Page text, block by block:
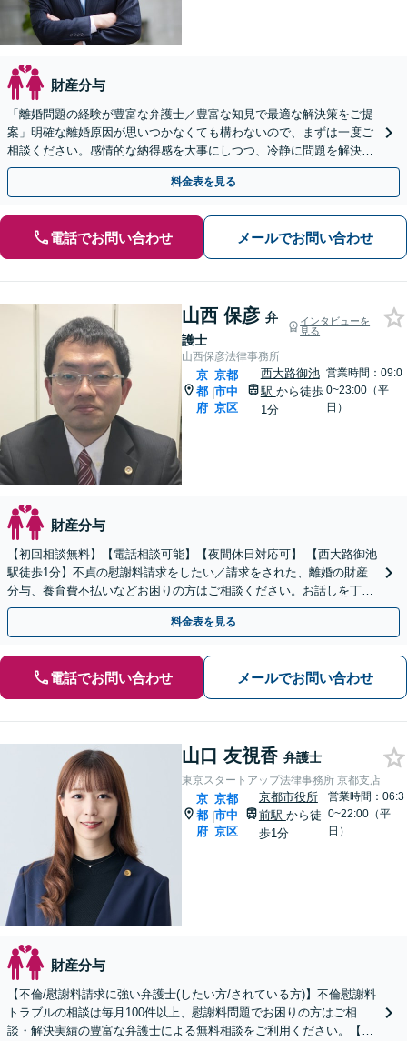
財産分与
「離婚問題の経験が豊富な弁護士／豊富な知見で最適な解決策をご提
案」明確な離婚原因が思いつかなくても構わないので、まずは一度ご
相談ください。感情的な納得感を大事にしつつ、冷静に問題を解決
【休日・夜間面談あり】
料金表を見る
電話でお問い合わせ メールでお問い合わせ
山西 保彦 弁
護士
インタビューを
見る
山西保彦法律事務所
京
都
府
|
京都
市中
京区
西大路御池
駅 から徒歩
1分
営業時間：09:0
0~23:00（平
日）
財産分与
【初回相談無料】【電話相談可能】【夜間休日対応可】 【西大路御池
駅徒歩1分】不貞の慰謝料請求をしたい／請求をされた、離婚の財産
分与、養育費不払いなどお困りの方はご相談ください。お話しを丁寧
に聞き取り、最適な解決策を考え、迅速にご対応します。
料金表を見る
電話でお問い合わせ メールでお問い合わせ
山口 友視香 弁護士
東京スタートアップ法律事務所 京都支店
京
都
府
|
京都
市中
京区
京都市役所
前駅 から徒
歩1分
営業時間：06:3
0~22:00（平
日）
財産分与
【不倫/慰謝料請求に強い弁護士(したい方/されている方)】不倫慰謝料
トラブルの相談は毎月100件以上、慰謝料問題でお困りの方はご相
談・解決実績の豊富な弁護士による無料相談をご利用ください。【不